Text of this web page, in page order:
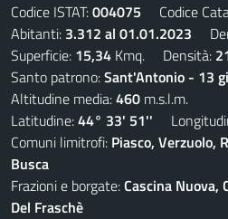
Codice ISTAT:004075 Codice
Abitanti: 3.312 al 01.01.2023
Superficie: 15,34 Kmq. Densità:
Santo patrono:Sant'Antonio - 13
Altitudine media:460 m.s.l.m.
Latitudine:44° 33' 51''
Comuni limitrofi: Piasco, Verzuolo,
Busca
Frazioni e borgate:Cascina Nuova,
Del Fraschè